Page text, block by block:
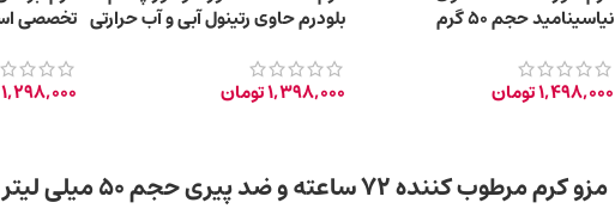
نیاسینامید حجم 50 گرم
1,498,000تومان
بلودرم حاوی رتینول آبی و آب حرارتی
1,398,000تومان
1,298,000
مزو کرم مرطوب کننده 72 ساعته و ضد پیری حجم 50 میلی لیتر